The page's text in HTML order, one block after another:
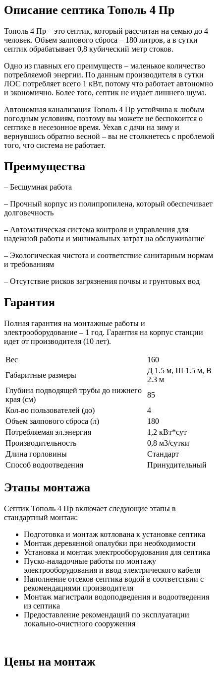
Описание септика Тополь 4 Пр
Тополь 4 Пр – это септик, который рассчитан на семью до 4
человек. Объем залпового сброса – 180 литров, а в сутки
септик обрабатывает 0,8 кубический метр стоков.
Одно из главных его преимуществ – маленькое количество
потребляемой энергии. По данным производителя в сутки
ЛОС потребляет всего 1 кВт, потому что работает автономно
и экономично. Более того, септик не издает лишнего шума.
Автономная канализация Тополь 4 Пр устойчива к любым
погодным условиям, поэтому вы можете не беспокоится о
септике в несезонное время. Уехав с дачи на зиму и
вернувшись обратно весной – вы не столкнетесь с проблемой
того, что система не работает.
Преимущества
– Бесшумная работа
– Прочный корпус из полипропилена, который обеспечивает
долговечность
– Автоматическая система контроля и управления для
надежной работы и минимальных затрат на обслуживание
– Экологическая чистота и соответствие санитарным нормам
и требованиям
– Отсутствие рисков загрязнения почвы и грунтовых вод
Гарантия
Полная гарантия на монтажные работы и
электрооборудование – 1 год. Гарантия на корпус станции
идет от производителя (10 лет).
Вес
160
Габаритные размеры
Д 1.5 м, Ш 1.5 м, В
2.3 м
Глубина подводящей трубы до нижнего
края (см)
85
Кол-во пользователей (до)
4
Объем залпового сброса (л)
180
Потребляемая эл.энергия
1,2 кВт*сут
Производительность
0,8 м3/сутки
Длина горловины
Стандарт
Способ водоотведения
Принудительный
Этапы монтажа
Септик Тополь 4 Пр включает следующие этапы в
стандартный монтаж:
Подготовка и монтаж котлована к установке септика
Монтаж деревянной опалубки при необходимости
Установка и монтаж электрооборудования для септика
Пуско-наладочные работы по монтажу
электрооборудования и ввод электрического кабеля
Наполнение отсеков септика водой в соответствии с
рекомендациями производителя
Монтаж магистрали водоподведения и водоотведения
из септика
Предоставление рекомендаций по эксплуатации
локально-очистного сооружения
Цены на монтаж